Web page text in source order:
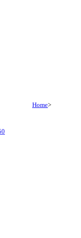
Home>